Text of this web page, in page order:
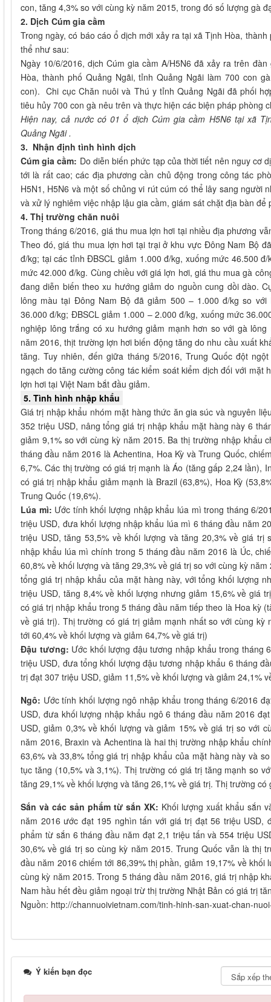
con, tăng 4,3% so với cùng kỳ năm 2015, trong đó số lượng gà
2. Dịch Cúm gia cầm
Trong ngày, có báo cáo ổ dịch mới xảy ra tại xã Tịnh Hòa,
thể như sau:
Ngày 10/6/2016, dịch Cúm gia cầm A/H5N6 đã xảy ra trên
Hòa, thành phố Quảng Ngãi, tỉnh Quảng Ngãi làm 700 con
con). Chi cục Chăn nuôi và Thú y tỉnh Quảng Ngãi đã phối
tiêu hủy 700 con gà nêu trên và thực hiện các biện pháp phòng
Hiện nay, cả nước có 01 ổ dịch Cúm gia cầm H5N6 tại xã
Quảng Ngãi .
3. Nhận định tình hình dịch
Cúm gia cầm: Do diễn biến phức tạp của thời tiết nên nguy cơ
tới là rất cao; các địa phương cần chủ động trong công tác
H5N1, H5N6 và một số chủng vi rút cúm có thể lây sang người
và xử lý nghiêm việc nhập lậu gia cầm, giám sát chặt địa bàn
4. Thị trường chăn nuôi
Trong tháng 6/2016, giá thu mua lợn hơi tại nhiều địa phương
Theo đó, giá thu mua lợn hơi tại trại ở khu vực Đông Nam Bộ
đ/kg; tại các tỉnh ĐBSCL giảm 1.000 đ/kg, xuống mức 46.500
mức 42.000 đ/kg. Cùng chiều với giá lợn hơi, giá thu mua gà
đang diễn biến theo xu hướng giảm do nguồn cung dồi dào.
lông màu tại Đông Nam Bộ đã giảm 500 – 1.000 đ/kg so
36.000 đ/kg; ĐBSCL giảm 1.000 – 2.000 đ/kg, xuống mức
nghiệp lông trắng có xu hướng giảm mạnh hơn so với gà
năm 2016, thịt trường lợn hơi biến động tăng do nhu cầu xuất
tăng. Tuy nhiên, đến giữa tháng 5/2016, Trung Quốc đột
ngạch do tăng cường công tác kiểm soát kiểm dịch đối với mặt
lợn hơi tại Việt Nam bắt đầu giảm.
5. Tình hình nhập khẩu
Giá trị nhập khẩu nhóm mặt hàng thức ăn gia súc và nguyên
352 triệu USD, nâng tổng giá trị nhập khẩu mặt hàng này 6
giảm 9,1% so với cùng kỳ năm 2015. Ba thị trường nhập khẩu
tháng đầu năm 2016 là Achentina, Hoa Kỳ và Trung Quốc,
6,7%. Các thị trường có giá trị mạnh là Áo (tăng gấp 2,24 lần),
có giá trị nhập khẩu giảm mạnh là Brazil (63,8%), Hoa Kỳ
Trung Quốc (19,6%).
Lúa mì: Ước tính khối lượng nhập khẩu lúa mì trong tháng 6/
triệu USD, đưa khối lượng nhập khẩu lúa mì 6 tháng đầu năm
triệu USD, tăng 53,5% về khối lượng và tăng 20,3% về giá trị
nhập khẩu lúa mì chính trong 5 tháng đầu năm 2016 là Úc,
60,8% về khối lượng và tăng 29,3% về giá trị so với cùng kỳ
tổng giá trị nhập khẩu của mặt hàng này, với tổng khối lượng
triệu USD, tăng 8,4% về khối lượng nhưng giảm 15,6% về giá
có giá trị nhập khẩu trong 5 tháng đầu năm tiếp theo là Hoa kỳ
về giá trị). Thị trường có giá trị giảm mạnh nhất so với cùng kỳ
tới 60,4% về khối lượng và giảm 64,7% về giá trị)
Đậu tương: Ước khối lượng đậu tương nhập khẩu trong tháng
triệu USD, đưa tổng khối lượng đậu tương nhập khẩu 6 tháng
trị đạt 307 triệu USD, giảm 11,5% về khối lượng và giảm 24,1%
Ngô: Ước tính khối lượng ngô nhập khẩu trong tháng 6/2016
USD, đưa khối lượng nhập khẩu ngô 6 tháng đầu năm 2016
USD, giảm 0,3% về khối lượng và giảm 15% về giá trị so với
năm 2016, Braxin và Achentina là hai thị trường nhập khẩu
63,6% và 33,8% tổng giá trị nhập khẩu của mặt hàng này và
tục tăng (10,5% và 3,1%). Thị trường có giá trị tăng mạnh so
tăng 29,1% về khối lượng và tăng 26,1% về giá trị. Thị trường
Sắn và các sản phẩm từ sắn XK: Khối lượng xuất khẩu sắn
năm 2016 ước đạt 195 nghìn tấn với giá trị đạt 56 triệu USD,
phẩm từ sắn 6 tháng đầu năm đạt 2,1 triệu tấn và 554 triệu
30,6% về giá trị so cùng kỳ năm 2015. Trung Quốc vẫn là thị
đầu năm 2016 chiếm tới 86,39% thị phần, giảm 19,17% về khối
cùng kỳ năm 2015. Trong 5 tháng đầu năm 2016, giá trị nhập
Nam hầu hết đều giảm ngoại trừ thị trường Nhật Bản có giá trị
Nguồn: http://channuoivietnam.com/tinh-hinh-san-xuat-chan-
Ý kiến bạn đọc